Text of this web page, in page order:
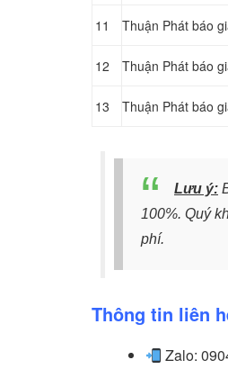
11 Thuận Phát báo
12 Thuận Phát báo
13 Thuận Phát báo
Lưu ý:
100%. Quý
phí.
Thông tin liên
Zalo: